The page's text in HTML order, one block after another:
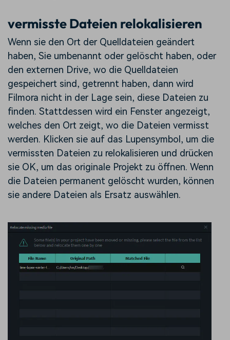
vermisste Dateien relokalisieren
Wenn sie den Ort der Quelldateien geändert
haben, Sie umbenannt oder gelöscht haben, oder
den externen Drive, wo die Quelldateien
gespeichert sind, getrennt haben, dann wird
Filmora nicht in der Lage sein, diese Dateien zu
finden. Stattdessen wird ein Fenster angezeigt,
welches den Ort zeigt, wo die Dateien vermisst
werden. Klicken sie auf das Lupensymbol, um die
vermissten Dateien zu relokalisieren und drücken
sie OK, um das originale Projekt zu öffnen. Wenn
die Dateien permanent gelöscht wurden, können
sie andere Dateien als Ersatz auswählen.